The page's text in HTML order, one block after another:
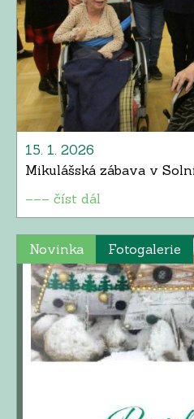
15. 1. 2026
Mikulášská zábava v
––– číst dál
Novinka Fotogalerie